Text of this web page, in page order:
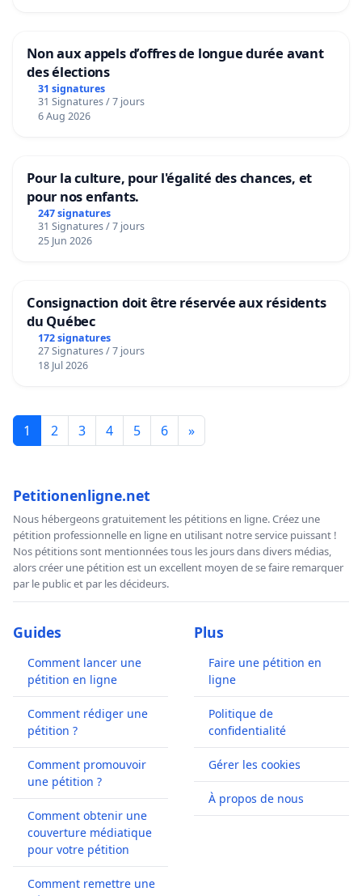
Non aux appels d’offres de longue durée avant
des élections
31 signatures
31 Signatures / 7 jours
6 Aug 2026
Pour la culture, pour l'égalité des chances, et
pour nos enfants.
247 signatures
31 Signatures / 7 jours
25 Jun 2026
Consignaction doit être réservée aux résidents
du Québec
172 signatures
27 Signatures / 7 jours
18 Jul 2026
1 2 3 4 5 6 »
Petitionenligne.net
Nous hébergeons gratuitement les pétitions en ligne. Créez une
pétition professionnelle en ligne en utilisant notre service puissant !
Nos pétitions sont mentionnées tous les jours dans divers médias,
alors créer une pétition est un excellent moyen de se faire remarquer
par le public et par les décideurs.
Guides
Comment lancer une
pétition en ligne
Comment rédiger une
pétition ?
Comment promouvoir
une pétition ?
Comment obtenir une
couverture médiatique
pour votre pétition
Comment remettre une
Plus
Faire une pétition en
ligne
Politique de
confidentialité
Gérer les cookies
À propos de nous